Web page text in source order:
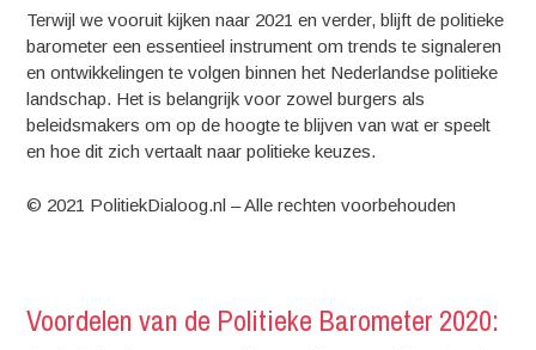
Terwijl we vooruit kijken naar 2021 en verder, blijft de politieke
barometer een essentieel instrument om trends te signaleren
en ontwikkelingen te volgen binnen het Nederlandse politieke
landschap. Het is belangrijk voor zowel burgers als
beleidsmakers om op de hoogte te blijven van wat er speelt
en hoe dit zich vertaalt naar politieke keuzes.
© 2021 PolitiekDialoog.nl – Alle rechten voorbehouden
Voordelen van de Politieke Barometer 2020: